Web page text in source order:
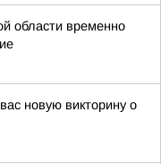
области временно
новую викторину о